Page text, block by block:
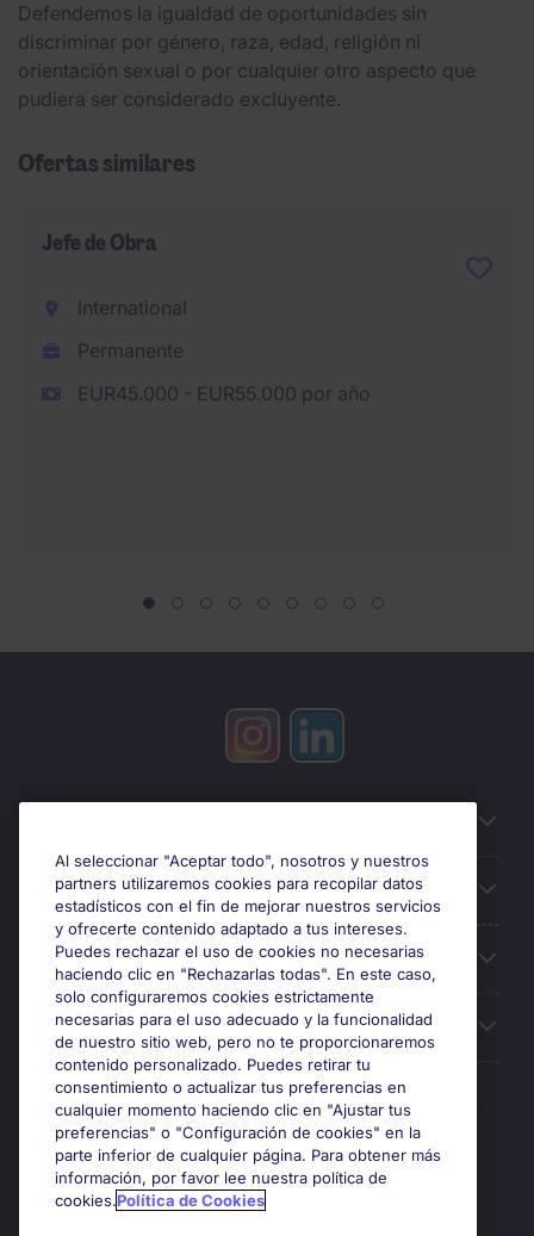
Defendemos la igualdad de oportunidades sin
discriminar por género, raza, edad, religión ni
orientación sexual o por cualquier otro aspecto que
pudiera ser considerado excluyente.
Ofertas similares
Jefe de Obra
International
Permanente
EUR45.000 - EUR55.000 por año
Búsqueda de empleo
Oficinas
Sobre Michael Page
Premios y certificaciones
Al seleccionar "Aceptar todo", nosotros y nuestros
partners utilizaremos cookies para recopilar datos
estadísticos con el fin de mejorar nuestros servicios
y ofrecerte contenido adaptado a tus intereses.
Puedes rechazar el uso de cookies no necesarias
haciendo clic en "Rechazarlas todas". En este caso,
solo configuraremos cookies estrictamente
necesarias para el uso adecuado y la funcionalidad
de nuestro sitio web, pero no te proporcionaremos
contenido personalizado. Puedes retirar tu
consentimiento o actualizar tus preferencias en
cualquier momento haciendo clic en "Ajustar tus
preferencias" o "Configuración de cookies" en la
parte inferior de cualquier página. Para obtener más
información, por favor lee nuestra política de
cookies.Política de Cookies